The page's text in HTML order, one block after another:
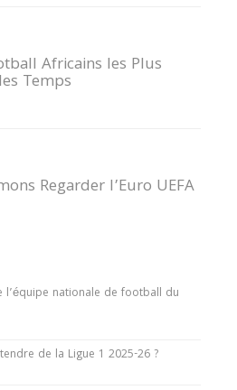
Africains les Plus
Temps
Regarder l’Euro UEFA
savoir sur la Coupe
l’équipe nationale de football du
de la Ligue 1 2025-26 ?